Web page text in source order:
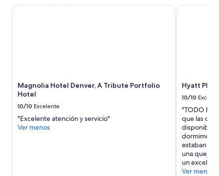
una
precios
disponibilidad
están
sujetos
Magnolia Hotel Denver, A Tribute Portfolio
Hotel
10/10 Excelente
"Excelente atención y servicio"
Ver menos
Magnolia Hotel Denver, A Tribute Portfolio Hotel
Hyatt
10/10
"TODO
que las
dormimos
estaban
una queja.
un
Ver menos
Hyatt Place